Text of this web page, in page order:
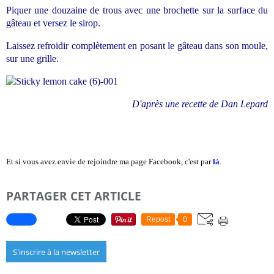
Piquer une douzaine de trous avec une brochette sur la surface du
gâteau et versez le sirop.
Laissez refroidir complètement en posant le gâteau dans son moule,
sur une grille.
D'après une recette de Dan Lepard
Et si vous avez envie de rejoindre ma page Facebook, c'est parlà
PARTAGER CET ARTICLE
Repost 0
S'inscrire à la newsletter